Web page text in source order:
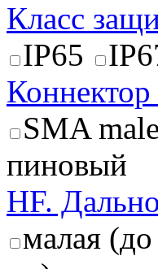
Класс
IP65
SMA
пиновый
HF.
малая